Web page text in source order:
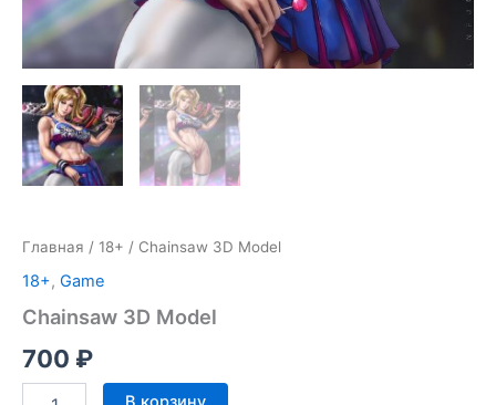
Главная / 18+ / Chainsaw 3D Model
18+, Game
Chainsaw 3D Model
700 ₽
Количество